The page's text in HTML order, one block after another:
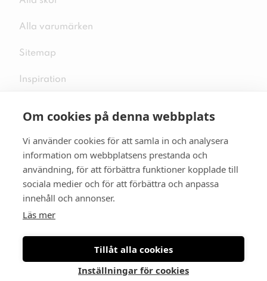
Om cookies på denna webbplats
Vi använder cookies för att samla in och analysera
information om webbplatsens prestanda och
användning, för att förbättra funktioner kopplade till
sociala medier och för att förbättra och anpassa
innehåll och annonser.
Läs mer
Tillåt alla cookies
Inställningar för cookies
Alla varumärken
Sitemap
Inspiration
Följ oss på sociala medier
Se mer skor: skopunkten.se